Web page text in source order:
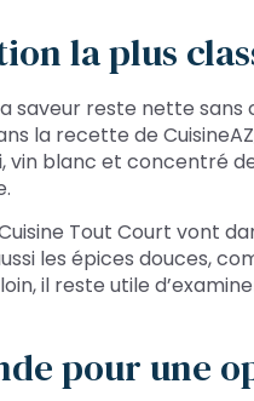
la plus
saveur reste nette
la recette de
vin blanc et concentré
Tout Court vont
les épices douces,
il reste utile
pour une